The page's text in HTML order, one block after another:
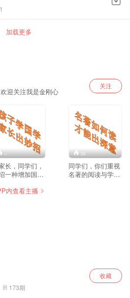
加载更多
迎关注我是金刚心
关注
--
长，同学们，
一种增加国学
几分钟，学一
逼出来的想法。
地图上学国学，
50
同学们，你们重视
名著的阅读与学习
有六分之多呢。 无
论哪一种需求，都
值得重视名著。 本
内查看主播
173期
收藏